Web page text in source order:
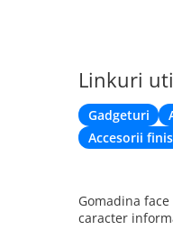
Linkuri
Gadgeturi
Accesorii
Gomadina
caracter